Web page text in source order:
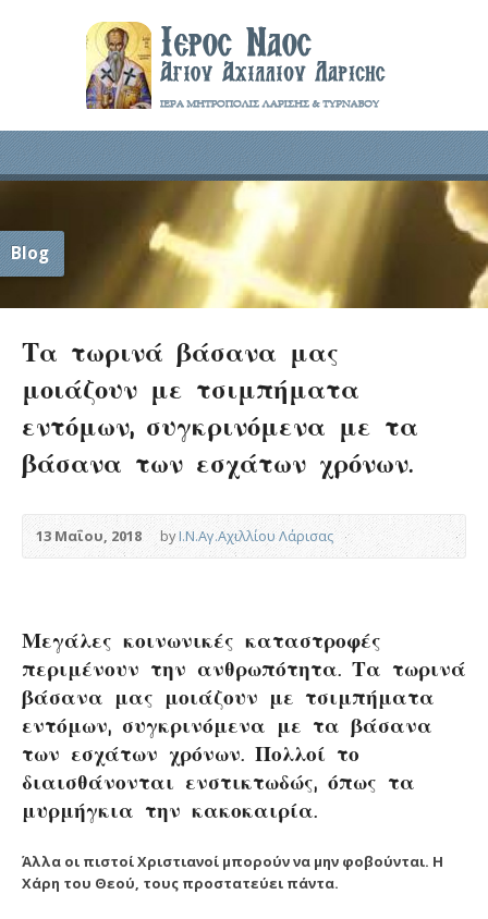
Blog
Τα τωρινά βάσανα μας
μοιάζουν με τσιμπήματα
εντόμων, συγκρινόμενα με τα
βάσανα των εσχάτων χρόνων.
13 Μαΐου, 2018 byΙ.Ν.Αγ.Αχιλλίου Λάρισας
Μεγάλες κοινωνικές καταστροφές
περιμένουν την ανθρωπότητα. Τα τωρινά
βάσανα μας μοιάζουν με τσιμπήματα
εντόμων, συγκρινόμενα με τα βάσανα
των εσχάτων χρόνων. Πολλοί το
διαισθάνονται ενστικτωδώς, όπως τα
μυρμήγκια την κακοκαιρία.
Άλλα οι πιστοί Χριστιανοί μπορούν να μην φοβούνται. Η
Χάρη του Θεού, τους προστατεύει πάντα.